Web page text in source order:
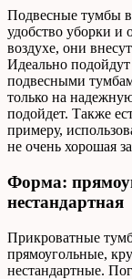
Подвесные тумбы
удобство уборки и
воздухе, они
Идеально
подвесными
только на
подойдет. Также
примеру,
не очень хорошая
Форма:
нестандартная
Прикроватные
прямоугольные,
нестандартные.